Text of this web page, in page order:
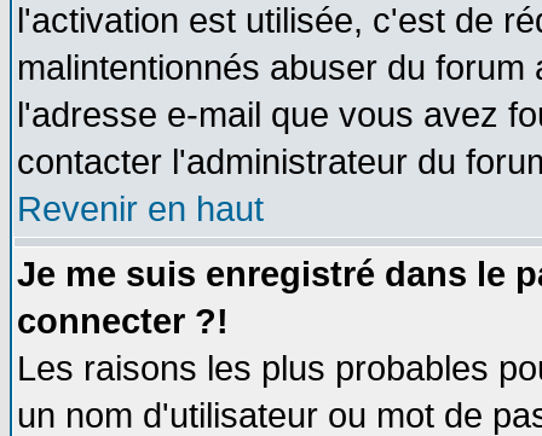
l'activation est utilisée, c'est de
malintentionnés abuser du
l'adresse e-mail que vous avez
contacter l'administrateur du
Revenir en haut
Je me suis enregistré dans le
connecter ?!
Les raisons les plus probables
un nom d'utilisateur ou mot de